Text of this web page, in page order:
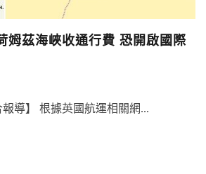
姆茲海峽收通行費 恐開啟國際
報導】 根據英國航運相關網...